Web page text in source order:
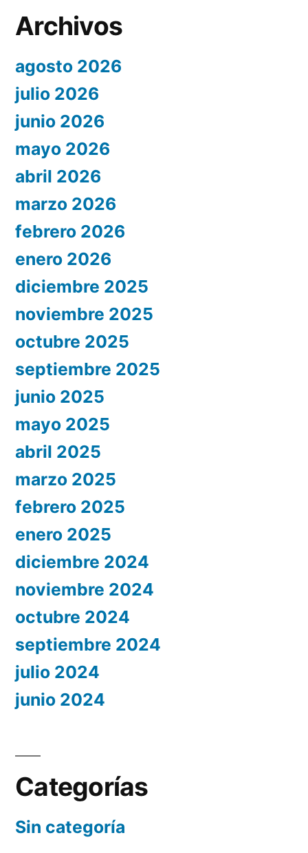
Archivos
agosto 2026
julio 2026
junio 2026
mayo 2026
abril 2026
marzo 2026
febrero 2026
enero 2026
diciembre 2025
noviembre 2025
octubre 2025
septiembre 2025
junio 2025
mayo 2025
abril 2025
marzo 2025
febrero 2025
enero 2025
diciembre 2024
noviembre 2024
octubre 2024
septiembre 2024
julio 2024
junio 2024
Categorías
Sin categoría